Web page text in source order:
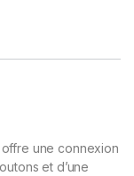
une connexion
et d’une